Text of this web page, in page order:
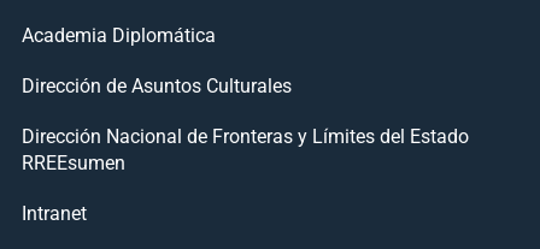
Academia Diplomática
Dirección de Asuntos Culturales
Dirección Nacional de Fronteras y Límites del Estado
RREEsumen
Intranet